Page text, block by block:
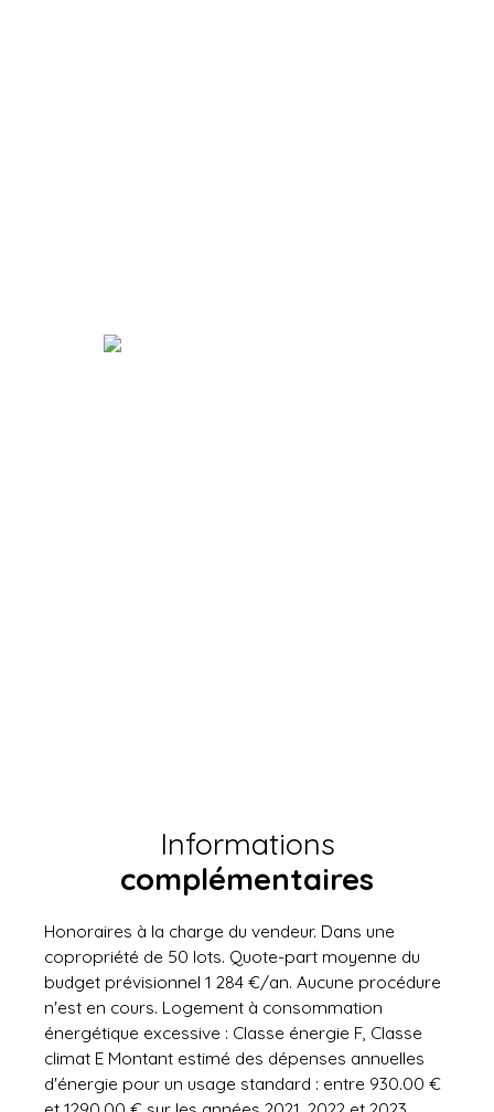
Informations
complémentaires
Honoraires à la charge du vendeur. Dans une
copropriété de 50 lots. Quote-part moyenne du
budget prévisionnel 1 284 €/an. Aucune procédure
n'est en cours. Logement à consommation
énergétique excessive : Classe énergie F, Classe
climat E Montant estimé des dépenses annuelles
d'énergie pour un usage standard : entre 930.00 €